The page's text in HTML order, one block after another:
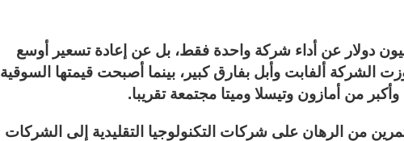
ارتفاع إنفيديا إلى 5.5 تريليون دولار عن أداء شركة واحدة فقط، بل عن إعادة تسعير أوسع
الشركة ألفابت وأبل بفارق كبير، بينما أصبحت قيمتها السوقية
من أمازون وتيسلا وميتا مجتمعة تقريبا.
من الرهان على شركات التكنولوجيا التقليدية إلى الشركات